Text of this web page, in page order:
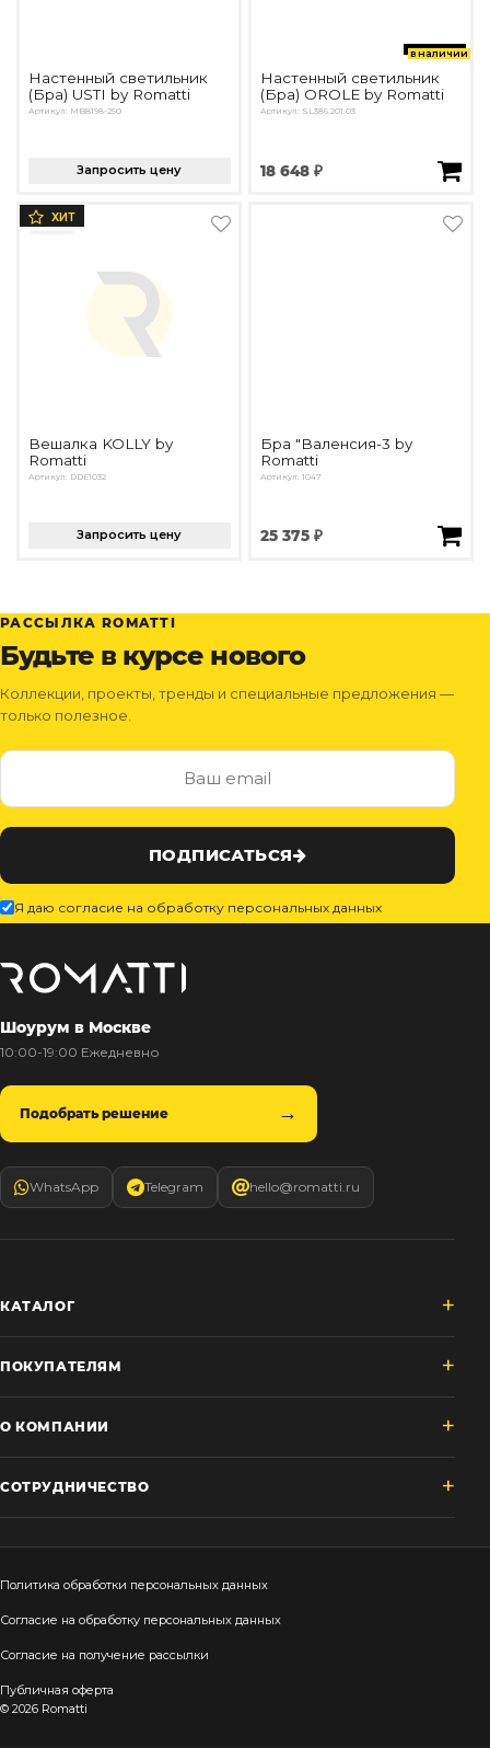
Настенный светильник
(Бра) USTI by Romatti
Артикул: MB8198-250
Запросить цену
в наличии
Настенный светильник
(Бра) OROLE by Romatti
Артикул: SL386.201.03
18 648 ₽
ХИТ
Вешалка KOLLY by
Romatti
Артикул: DDE1032
Запросить цену
Бра "Валенсия-3 by
Romatti
Артикул: 1047
25 375 ₽
РАССЫЛКА ROMATTI
Будьте в курсе нового
Коллекции, проекты, тренды и специальные предложения —
только полезное.
ПОДПИСАТЬСЯ
Я даю согласие на обработку персональных данных
Шоурум в Москве
10:00-19:00 Ежедневно
Подобрать решение
WhatsApp Telegram hello@romatti.ru
КАТАЛОГ
ПОКУПАТЕЛЯМ
О КОМПАНИИ
СОТРУДНИЧЕСТВО
Политика обработки персональных данных
Согласие на обработку персональных данных
Согласие на получение рассылки
Публичная оферта
© 2026 Romatti